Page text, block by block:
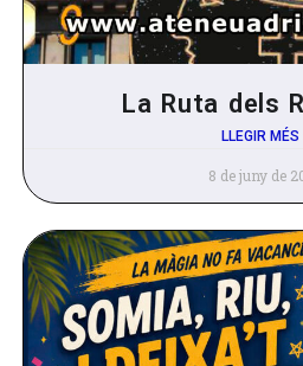
La Ruta dels
LLEGIR MÉS
8 de juny de